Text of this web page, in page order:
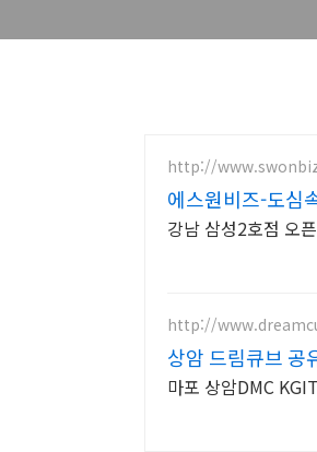
http://
에스원비즈-도심
강남 삼성2호점 오
http://
상암 드림큐브 공
마포 상암DMC